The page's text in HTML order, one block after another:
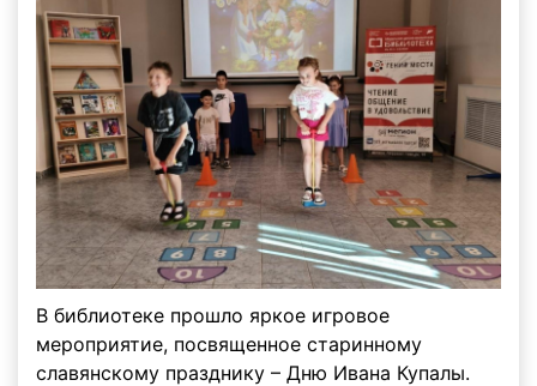
В библиотеке прошло яркое игровое
мероприятие, посвященное старинному
славянскому празднику – Дню Ивана Купалы.